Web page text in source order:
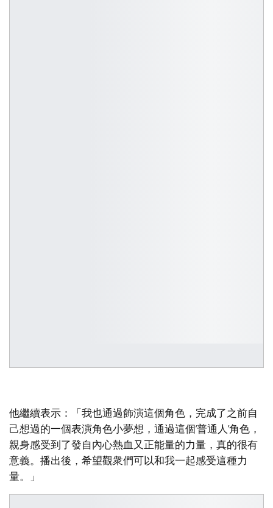
他繼續表示：「我也通過飾演這個角色，完成了之前自
己想過的一個表演角色小夢想，通過這個‘普通人’角色，
親身感受到了發自內心熱血又正能量的力量，真的很有
意義。播出後，希望觀衆們可以和我一起感受這種力
量。」